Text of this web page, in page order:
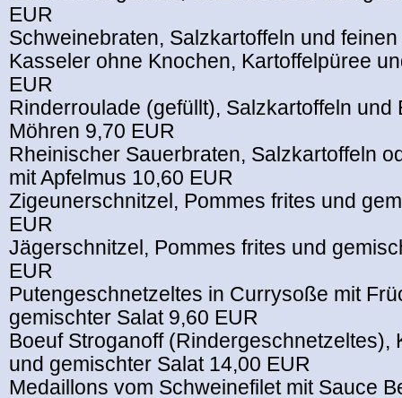
EUR
Schweinebraten, Salzkartoffeln und
Kasseler ohne Knochen, Kartoffelpüree
EUR
Rinderroulade (gefüllt), Salzkartoffeln und
Möhren 9,70 EUR
Rheinischer Sauerbraten, Salzkartoffeln
mit Apfelmus 10,60 EUR
Zigeunerschnitzel, Pommes frites und
EUR
Jägerschnitzel, Pommes frites und
EUR
Putengeschnetzeltes in Currysoße mit
gemischter Salat 9,60 EUR
Boeuf Stroganoff (Rindergeschnetzeltes),
und gemischter Salat 14,00 EUR
Medaillons vom Schweinefilet mit Sauce